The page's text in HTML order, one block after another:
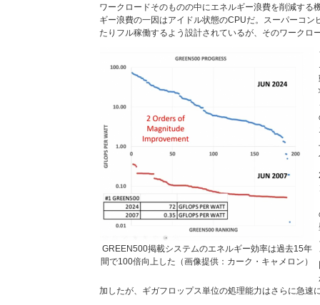
ワークロードそのものの中にエネルギー浪費を削減する
ギー浪費の一因はアイドル状態のCPUだ。スーパーコン
たりフル稼働するよう設計されているが、そのワークロ
GREEN500掲載システムのエネルギー効率は過去15年
間で100倍向上した（画像提供：カーク・キャメロン）
加したが、ギガフロップス単位の処理能力はさらに急速